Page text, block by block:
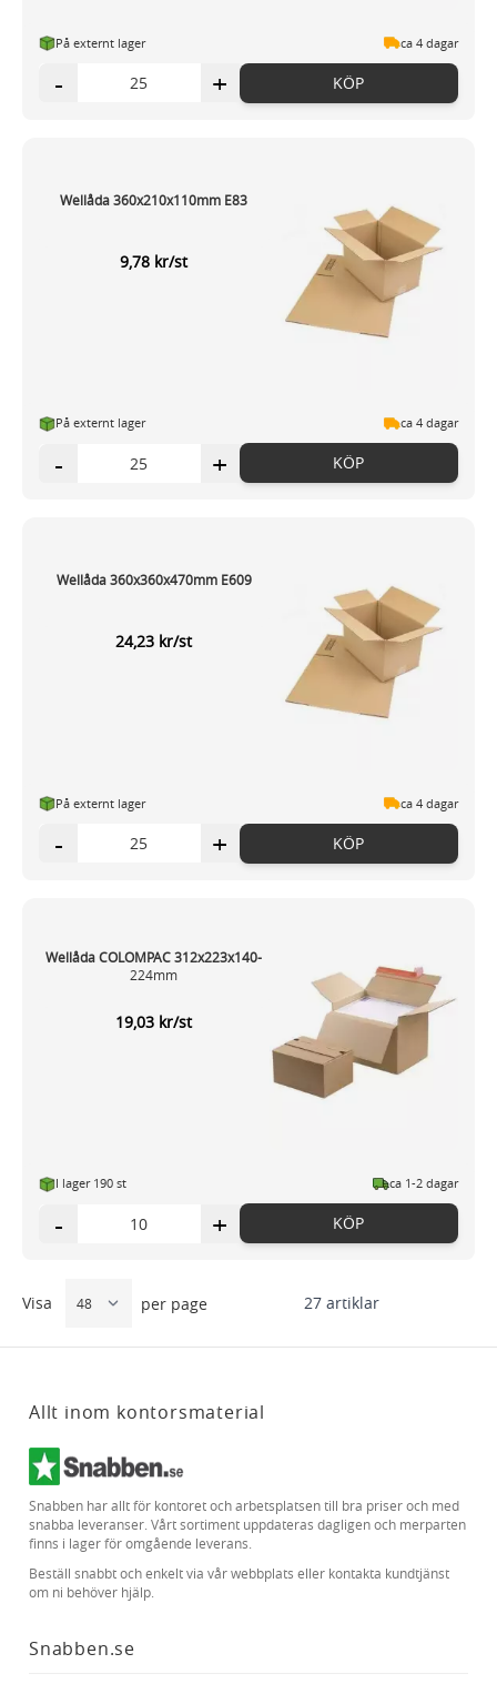
På externt lager ca 4 dagar
- + KÖP
Wellåda 360x210x110mm E83
9,78 kr/st
På externt lager ca 4 dagar
- + KÖP
Wellåda 360x360x470mm E609
24,23 kr/st
På externt lager ca 4 dagar
- + KÖP
Wellåda COLOMPAC 312x223x140-
224mm
19,03 kr/st
I lager 190 st ca 1-2 dagar
- + KÖP
27artiklar
Visa per page
Allt inom kontorsmaterial
Snabben har allt för kontoret och arbetsplatsen till bra priser och med
snabba leveranser. Vårt sortiment uppdateras dagligen och merparten
finns i lager för omgående leverans.
Beställ snabbt och enkelt via vår webbplats eller kontakta kundtjänst
om ni behöver hjälp.
Snabben.se